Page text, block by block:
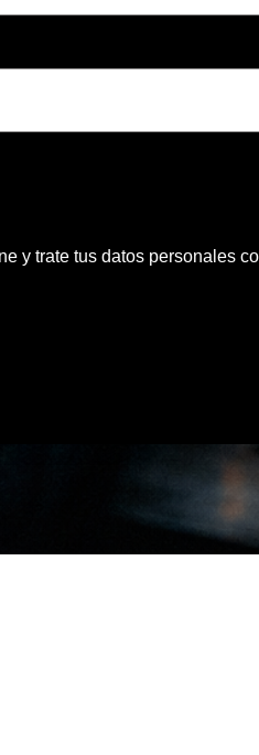
y trate tus datos personales